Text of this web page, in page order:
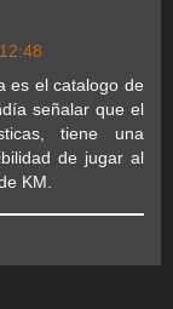
es el catalogo de
señalar que el
tiene una
de jugar al
KM.